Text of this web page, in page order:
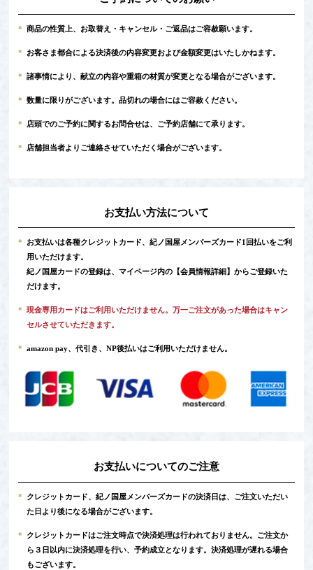
* 商品の性質上、お取替え・キャンセル・ご返品はご容赦願います。
* お客さま都合による決済後の内容変更および金額変更はいたしかねます。
* 諸事情により、献立の内容や重箱の材質が変更となる場合がございます。
* 数量に限りがございます。品切れの場合にはご容赦ください。
* 店頭でのご予約に関するお問合せは、ご予約店舗にて承ります。
* 店舗担当者よりご連絡させていただく場合がございます。
お支払い方法について
*
お支払いは各種クレジットカード、紀ノ国屋メンバーズカード1回払いをご利
用いただけます。
紀ノ国屋カードの登録は、マイページ内の 【会員情報詳細】 からご登録いた
だけます。
*
現金専用カードはご利用いただけません。万一ご注文があった場合はキャン
セルさせていただきます。
* amazon pay、代引き、NP後払いはご利用いただけません。
お支払いについてのご注意
*
クレジットカード、紀ノ国屋メンバーズカードの決済日は、ご注文いただい
た日より後になる場合がございます。
*
クレジットカードはご注文時点で決済処理は行われておりません。ご注文か
ら３日以内に決済処理を行い、予約成立となります。決済処理が遅れる場合
もございます。